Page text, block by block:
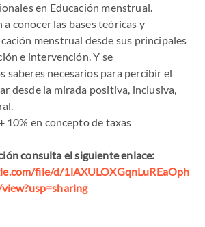
en Educación menstrual.
a conocer las bases teóricas y
menstrual desde sus principales
e intervención. Y se
saberes necesarios para percibir el
desde la mirada positiva, inclusiva,
10% en concepto de taxas
consulta el siguiente enlace:
file/d/1lAXULOXGqnLuREaOph